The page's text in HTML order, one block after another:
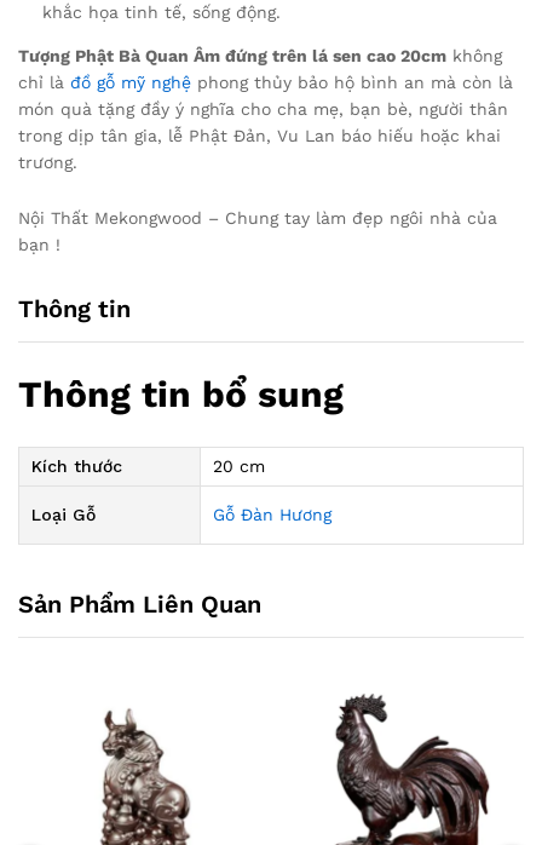
khắc họa tinh tế, sống động.
Tượng Phật Bà Quan Âm đứng trên lá sen cao 20cm không
chỉ là đồ gỗ mỹ nghệ phong thủy bảo hộ bình an mà còn là
món quà tặng đầy ý nghĩa cho cha mẹ, bạn bè, người thân
trong dịp tân gia, lễ Phật Đản, Vu Lan báo hiếu hoặc khai
trương.
Nội Thất Mekongwood – Chung tay làm đẹp ngôi nhà của
bạn !
Thông tin
Thông tin bổ sung
Kích thước 20 cm
Loại Gỗ Gỗ Đàn Hương
Sản Phẩm Liên Quan